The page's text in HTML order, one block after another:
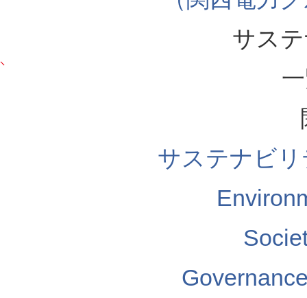
サス
サステナビ